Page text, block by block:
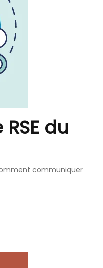
du
communiquer